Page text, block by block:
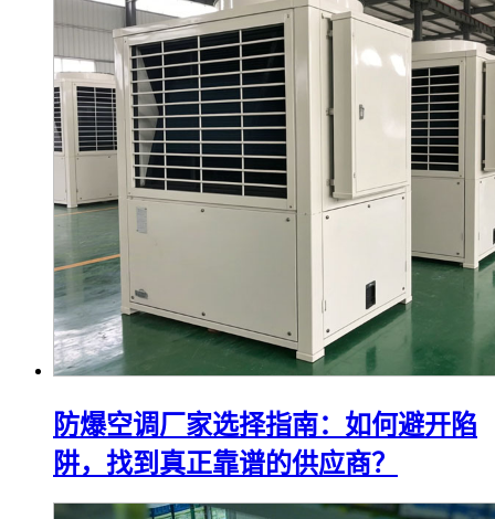
防爆空调厂家选择指南：如何避开陷
阱，找到真正靠谱的供应商？